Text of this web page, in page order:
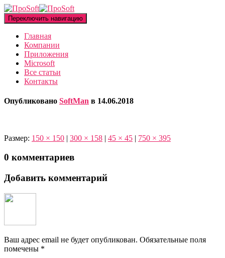
Переключить навигацию
Главная
Компании
Приложения
Microsoft
Все статьи
Контакты
Опубликовано SoftMan в 14.06.2018
Размер: 150 × 150 | 300 × 158 | 45 × 45 | 750 × 395
0 комментариев
Добавить комментарий
Ваш адрес email не будет опубликован. Обязательные поля
помечены *